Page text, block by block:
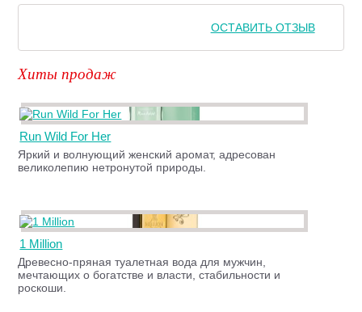
ОСТАВИТЬ ОТЗЫВ
Хиты продаж
Run Wild For Her
Яркий и волнующий женский аромат, адресован
великолепию нетронутой природы.
1 Million
Древесно-пряная туалетная вода для мужчин,
мечтающих о богатстве и власти, стабильности и
роскоши.